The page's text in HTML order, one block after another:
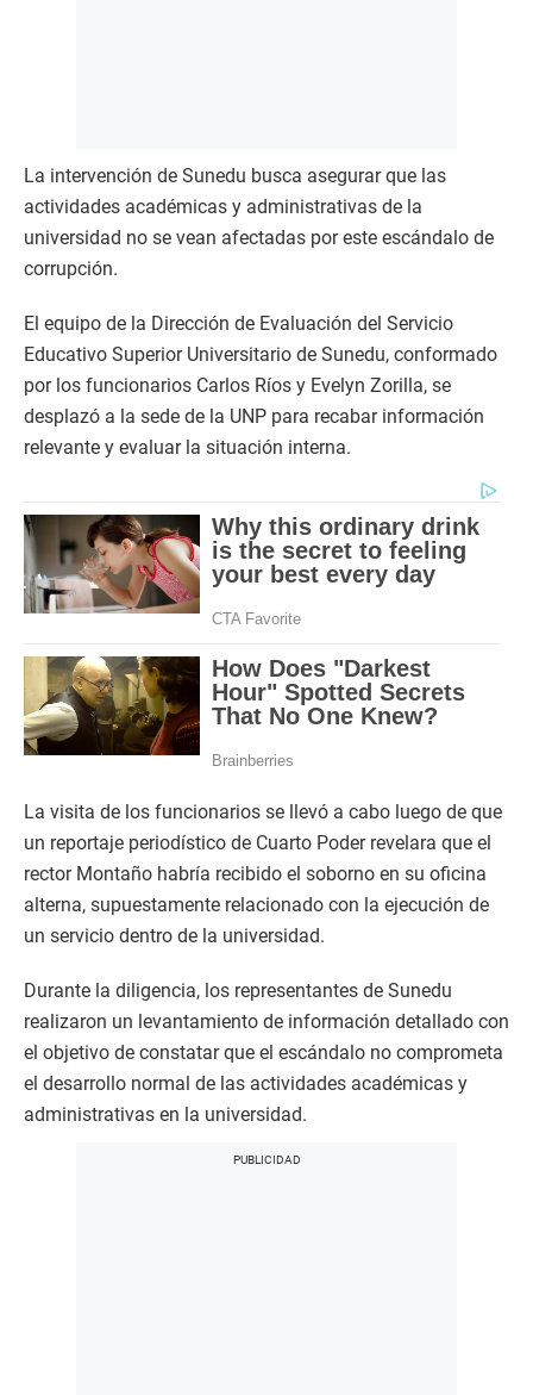
La intervención de Sunedu busca asegurar que las
actividades académicas y administrativas de la
universidad no se vean afectadas por este escándalo de
corrupción.
El equipo de la Dirección de Evaluación del Servicio
Educativo Superior Universitario de Sunedu, conformado
por los funcionarios Carlos Ríos y Evelyn Zorilla, se
desplazó a la sede de la UNP para recabar información
relevante y evaluar la situación interna.
La visita de los funcionarios se llevó a cabo luego de que
un reportaje periodístico de Cuarto Poder revelara que el
rector Montaño habría recibido el soborno en su oficina
alterna, supuestamente relacionado con la ejecución de
un servicio dentro de la universidad.
Durante la diligencia, los representantes de Sunedu
realizaron un levantamiento de información detallado con
el objetivo de constatar que el escándalo no comprometa
el desarrollo normal de las actividades académicas y
administrativas en la universidad.